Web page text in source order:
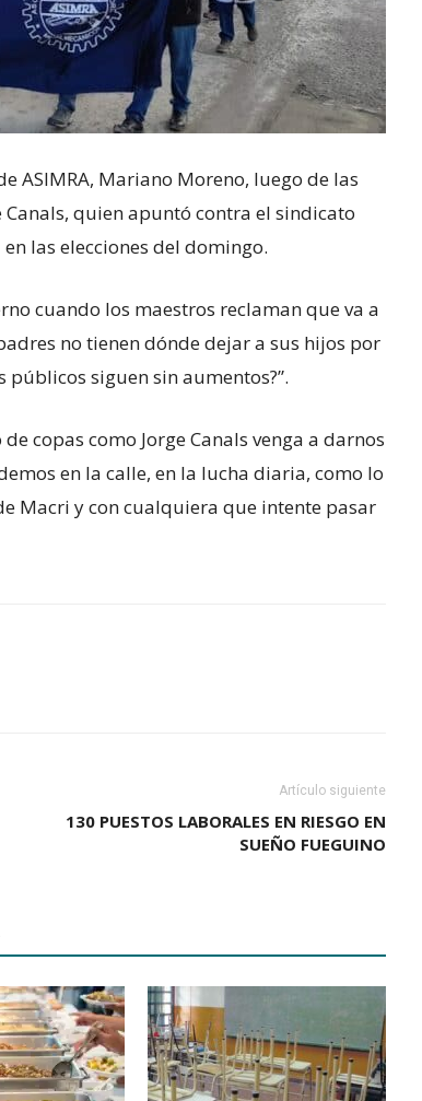
ASIMRA, Mariano Moreno, luego de las
quien apuntó contra el sindicato
las elecciones del domingo.
cuando los maestros reclaman que va a
no tienen dónde dejar a sus hijos por
siguen sin aumentos?”.
copas como Jorge Canals venga a darnos
en la calle, en la lucha diaria, como lo
Macri y con cualquiera que intente pasar
Artículo siguiente
130 PUESTOS LABORALES EN RIESGO EN
SUEÑO FUEGUINO